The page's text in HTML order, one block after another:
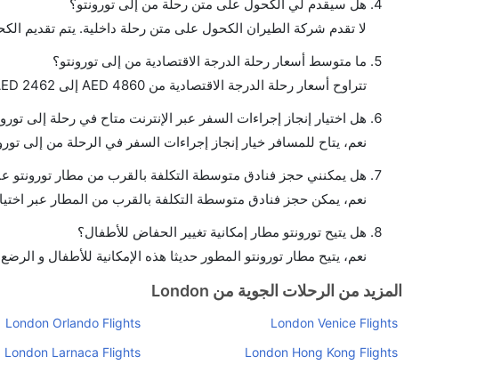
هل سيقدم لي الكحول على متن رحلة من إلى تورونتو؟
لا تقدم شركة الطيران الكحول على متن رحلة داخلية. يتم تقديم
ما متوسط أسعار رحلة الدرجة الاقتصادية من إلى تورونتو؟
تتراوح أسعار رحلة الدرجة الاقتصادية من AED 4860 إلى AED 2462. يوفرون تذاكر في هذا النطاق من الأسعار.
هل اختيار إنجاز إجراءات السفر عبر الإنترنت متاح في رحلة إلى
نعم، يتاح للمسافر خيار إنجاز إجراءات السفر في الرحلة من إلى
هل يمكنني حجز فنادق متوسطة التكلفة بالقرب من مطار تورونتو
نعم، يمكن حجز فنادق متوسطة التكلفة بالقرب من المطار عبر
هل يتيح تورونتو مطار إمكانية تغيير الحفاض للأطفال؟
نعم، يتيح مطار تورونتو المطور حديثا هذه الإمكانية للأطفال و
المزيد من الرحلات الجوية من London
London Venice Flights
London Orlando Flights
London Hong Kong Flights
London Larnaca Flights